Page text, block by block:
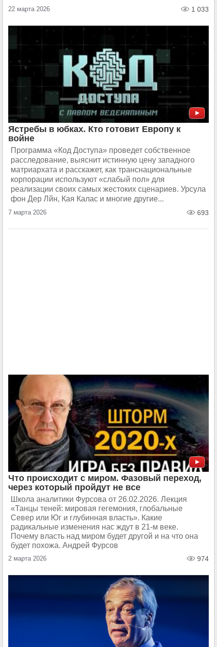
22 марта 2026 1 033
Ястребы в юбках. Кто готовит Европу к
войне
Программа «Код Доступа» проведет собственное
расследование, выяснит истинную цену западного
матриархата и расскажет, как транснациональные
корпорации используют «слабый пол» для
реализации своих самых жестоких сценариев. Урсула
фон Дер Лйн, Кая Калас и многие другие...
7 марта 2026 693
Что происходит с миром. Фазовый переход,
через который пройдут не все
Школа аналитики Фурсова от 26.02.2026. Лекция
«Танцы теней: мировая гегемония, глобальные
Север или Юг и глубинная власть». Какие
радикальные изменения нас ждут в 21-м веке.
Почему власть над миром будет другой и на что она
будет похожа. Андрей Фурсов
2 марта 2026 974